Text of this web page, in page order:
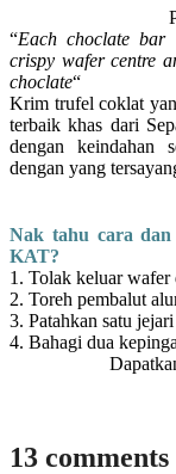
“Each choclate bar
crispy wafer centre
choclate“
Krim trufel coklat
terbaik khas dari
dengan keindahan
dengan yang
Nak tahu cara dan
KAT?
1. Tolak keluar wafer
2. Toreh pembalut
3. Patahkan satu
4. Bahagi dua
13 comments